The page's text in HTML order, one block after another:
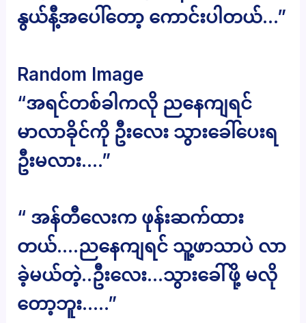
နွယ်နီ့အပေါ်တော့ ကောင်းပါတယ်…”
Random Image
“အရင်တစ်ခါကလို ညနေကျရင်
မာလာခိုင်ကို ဦးလေး သွားခေါ်ပေးရ
ဦးမလား….”
“ အန်တီလေးက ဖုန်းဆက်ထား
တယ်….ညနေကျရင် သူ့ဖာသာပဲ လာ
ခဲ့မယ်တဲ့..ဦးလေး…သွားခေါ်ဖို့ မလို
တော့ဘူး…..”